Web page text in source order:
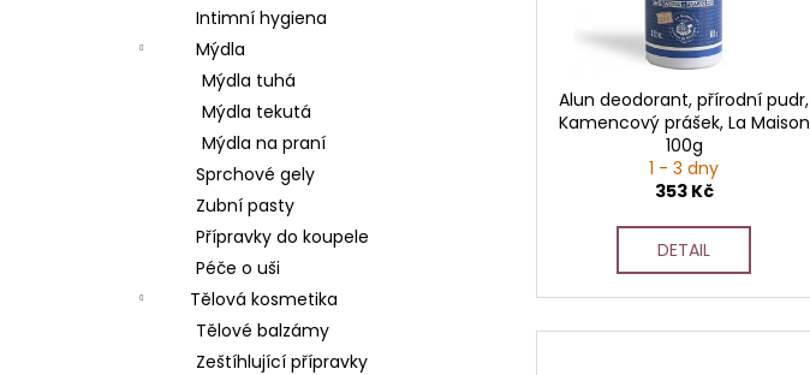
Intimní hygiena
Mýdla
Mýdla tuhá
Mýdla tekutá
Mýdla na praní
Sprchové gely
Zubní pasty
Přípravky do koupele
Péče o uši
Tělová kosmetika
Tělové balzámy
Zeštíhlující přípravky
Alun deodorant, přírodní pudr,
Kamencový prášek, La Maison
100g
1 - 3 dny
353 Kč
DETAIL